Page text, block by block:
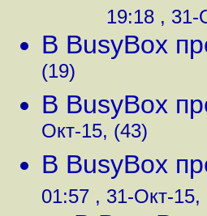
19:18 , 31-
В BusyBox
(19)
В BusyBox
Окт-15, (43)
В BusyBox
01:57 , 31-Окт-15,